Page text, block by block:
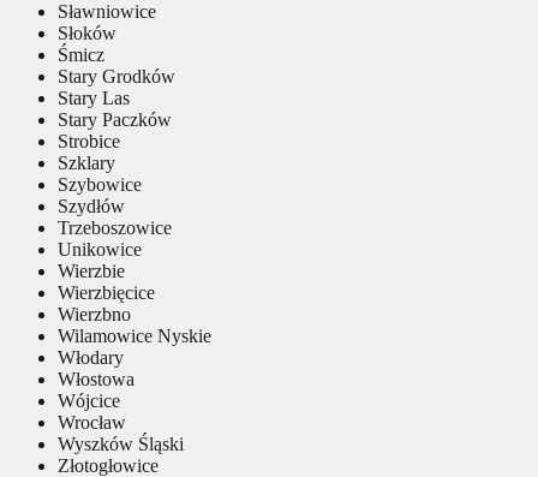
Sławniowice
Słoków
Śmicz
Stary Grodków
Stary Las
Stary Paczków
Strobice
Szklary
Szybowice
Szydłów
Trzeboszowice
Unikowice
Wierzbie
Wierzbięcice
Wierzbno
Wilamowice Nyskie
Włodary
Włostowa
Wójcice
Wrocław
Wyszków Śląski
Złotogłowice